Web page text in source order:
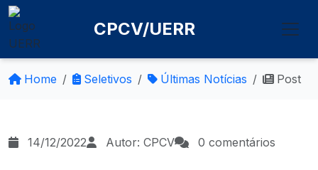
CPCV/UERR
Home Seletivos Últimas Notícias Post
14/12/2022 Autor: CPCV 0 comentários